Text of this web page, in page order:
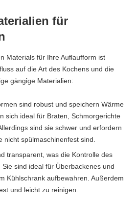
für
Materials für Ihre Auflaufform ist
auf die Art des Kochens und die
gängige Materialien:
sind robust und speichern Wärme
sich ideal für Braten, Schmorgerichte
sind sie schwer und erfordern
nicht spülmaschinenfest sind.
transparent, was die Kontrolle des
sind ideal für Überbackenes und
Kühlschrank aufbewahren. Außerdem
und leicht zu reinigen.